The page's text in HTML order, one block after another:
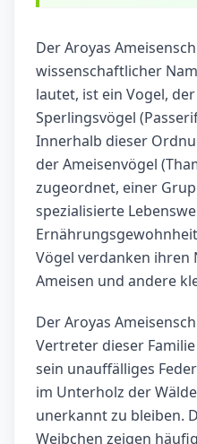
Der Aroyas
wissenschaftlicher
lautet, ist ein Vogel,
Sperlingsvögel
Innerhalb dieser
der Ameisenvögel
zugeordnet, einer
spezialisierte
Vögel verdanken
Ameisen und andere
Der Aroyas
Vertreter dieser
sein unauffälliges
im Unterholz der
unerkannt zu bleiben.
Weibchen zeigen